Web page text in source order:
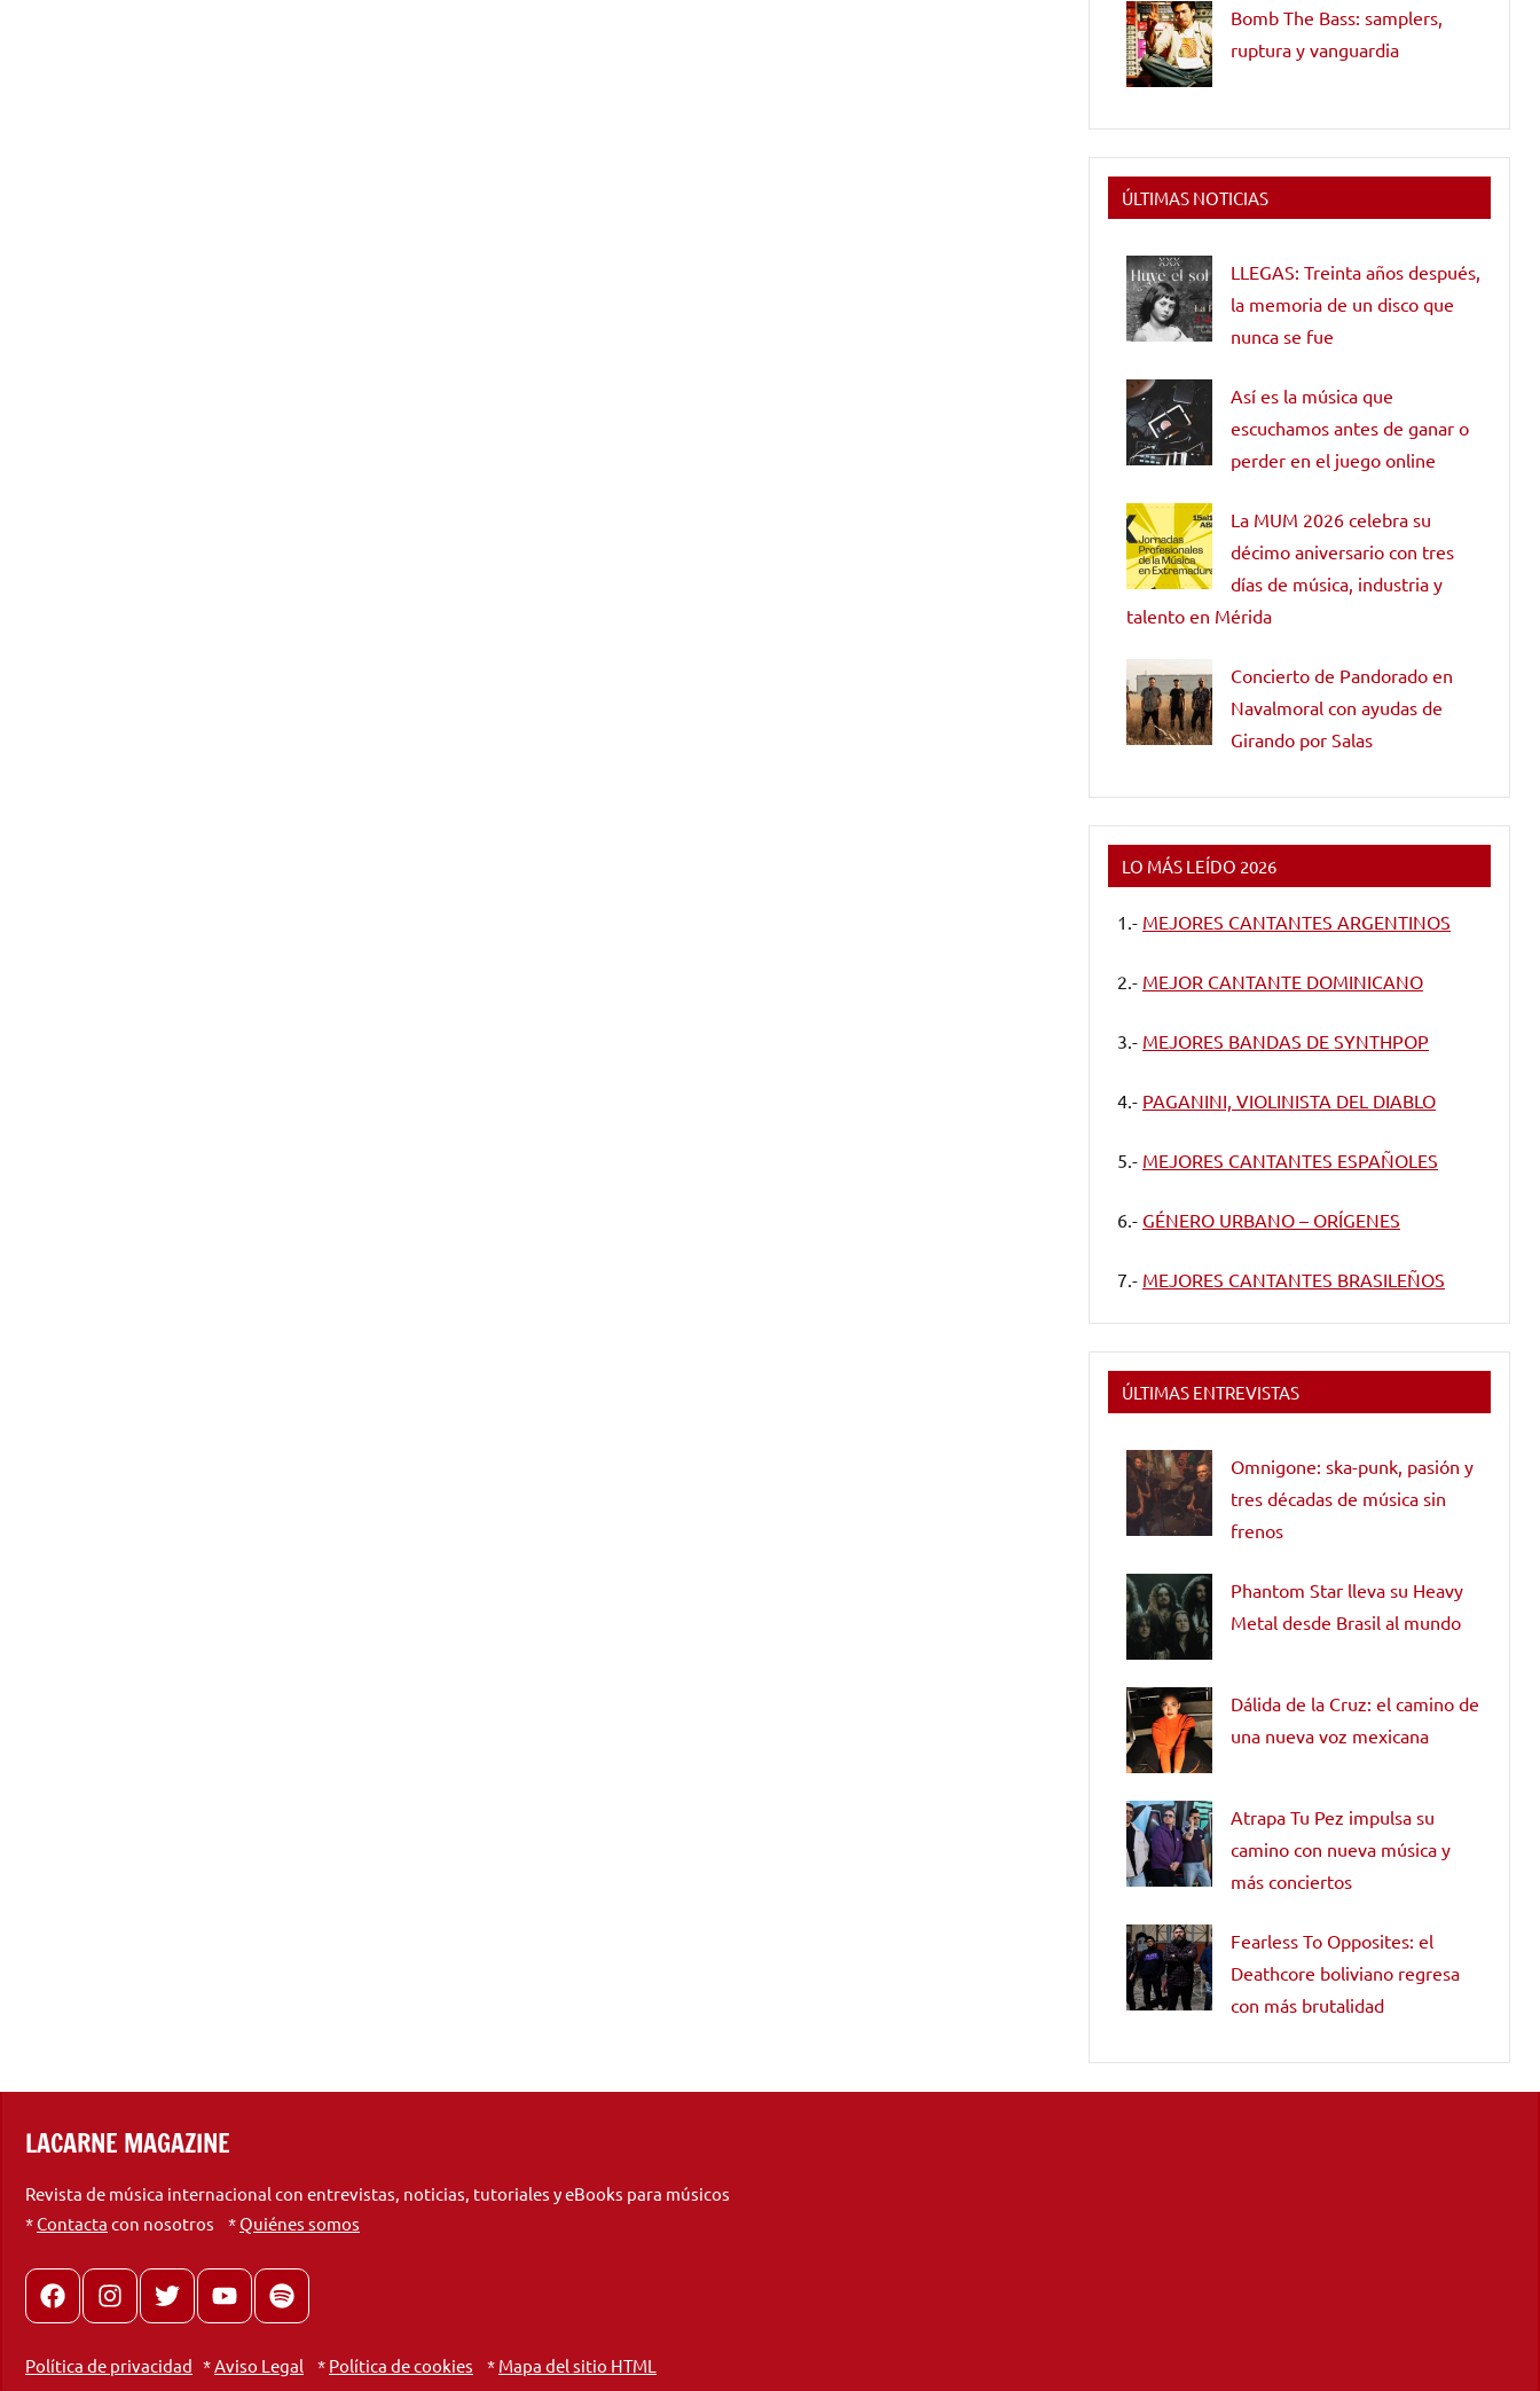
Bomb The Bass: samplers,
ruptura y vanguardia
ÚLTIMAS NOTICIAS
LLEGAS: Treinta años después,
la memoria de un disco que
nunca se fue
Así es la música que
escuchamos antes de ganar o
perder en el juego online
La MUM 2026 celebra su
décimo aniversario con tres
días de música, industria y
talento en Mérida
Concierto de Pandorado en
Navalmoral con ayudas de
Girando por Salas
LO MÁS LEÍDO 2026
1.- MEJORES CANTANTES ARGENTINOS
2.- MEJOR CANTANTE DOMINICANO
3.- MEJORES BANDAS DE SYNTHPOP
4.- PAGANINI, VIOLINISTA DEL DIABLO
5.- MEJORES CANTANTES ESPAÑOLES
6.- GÉNERO URBANO – ORÍGENES
7.- MEJORES CANTANTES BRASILEÑOS
ÚLTIMAS ENTREVISTAS
Omnigone: ska-punk, pasión y
tres décadas de música sin
frenos
Phantom Star lleva su Heavy
Metal desde Brasil al mundo
Dálida de la Cruz: el camino de
una nueva voz mexicana
Atrapa Tu Pez impulsa su
camino con nueva música y
más conciertos
Fearless To Opposites: el
Deathcore boliviano regresa
con más brutalidad
LACARNE MAGAZINE
Revista de música internacional con entrevistas, noticias, tutoriales y eBooks para músicos
*Contacta con nosotros *Quiénes somos
FacebookInstagram
X youtubespotify
Política de privacidad *Aviso Legal * Política de cookies * Mapa del sitio HTML